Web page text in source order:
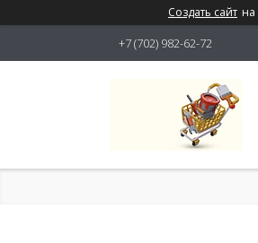
Создать сайт на
+7 (702) 982-62-72